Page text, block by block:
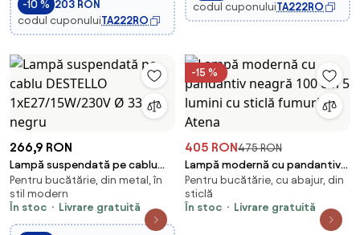
-10 % 203 RON
codul cuponuluiTA222RO
codul cuponuluiTA222RO
266,9 RON
Lampă suspendată pe cablu
DESTELLO 1xE27/15W/230V Ø 33
cm negru
Pentru bucătărie, din metal, în
stil modern
În stoc
Livrare gratuită
-15 %
405 RON475 RON
Lampă modernă cu pandantiv
neagră 100 cm 5 lumini cu sticlă
fumurie - Atena
Pentru bucătărie, cu abajur, din
sticlă
În stoc
Livrare gratuită